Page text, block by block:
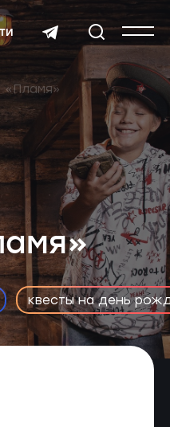
«Пламя»
квесты на день